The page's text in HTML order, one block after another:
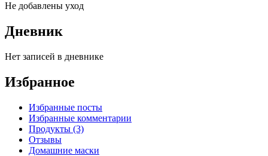
Не добавлены уход
Дневник
Нет записей в дневнике
Избранное
Избранные посты
Избранные комментарии
Продукты (3)
Отзывы
Домашние маски